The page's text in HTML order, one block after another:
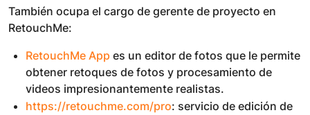
También ocupa el cargo de gerente de proyecto en
RetouchMe:
RetouchMe App es un editor de fotos que le permite
obtener retoques de fotos y procesamiento de
videos impresionantemente realistas.
https://retouchme.com/pro: servicio de edición de